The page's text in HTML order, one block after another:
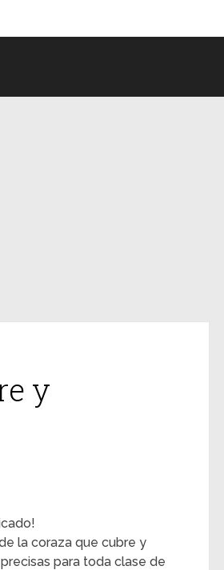
y
la coraza que cubre y
para toda clase de